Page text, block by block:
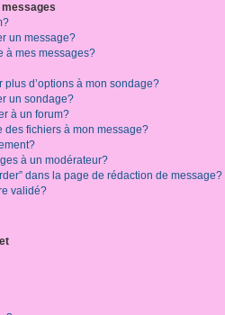
un message?
à mes messages?
d’options à mon sondage?
un sondage?
à un forum?
des fichiers à mon message?
à un modérateur?
dans la page de rédaction de message?
validé?